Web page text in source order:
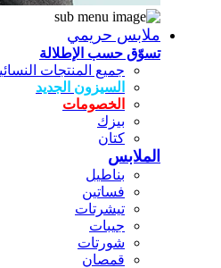
ملابس حريمي
تسوّق حسب الإطلالة
جميع المنتجات
السيزون الجديد
الخصومات
بيزك
كتان
الملابس
بناطيل
فساتين
تيشرتات
جيبات
شورتات
قمصان